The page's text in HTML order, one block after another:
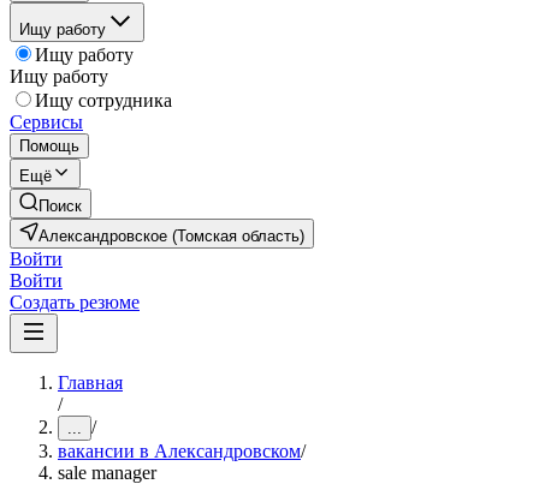
Ищу работу
Ищу работу
Ищу работу
Ищу сотрудника
Сервисы
Помощь
Ещё
Поиск
Александровское (Томская область)
Войти
Войти
Создать резюме
Главная
/
... /
вакансии в Александровском/
sale manager